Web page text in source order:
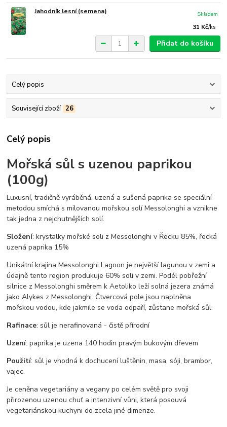
Jahodník lesní (semena)
31 Kč/ks
Skladem
Přidat do košíku
Celý popis
Související zboží 26
Celý popis
Mořská sůl s uzenou paprikou
(100g)
Luxusní, tradičně vyráběná, uzená a sušená paprika se speciální
metodou smíchá s milovanou mořskou solí Messolonghi a vznikne
tak jedna z nejchutnějších solí.
Složení: krystalky mořské soli z Messolonghi v Řecku 85%, řecká
uzená paprika 15%
Unikátní krajina Messolonghi Lagoon je největší lagunou v zemi a
údajně tento region produkuje 60% soli v zemi. Podél pobřežní
silnice z Messolonghi směrem k Aetoliko leží solná jezera známá
jako Alykes z Messolonghi. Čtvercová pole jsou naplněna
mořskou vodou, kde jakmile se voda odpaří, zůstane mořská sůl.
Rafinace: sůl je nerafinovaná - čistě přírodní
Uzení: paprika je uzena 140 hodin pravým bukovým dřevem
Použití: sůl je vhodná k dochucení luštěnin, masa, sóji, brambor,
vajec.
Je ceněna vegetariány a vegany po celém světě pro svoji
přirozenou uzenou chuť a intenzivní vůni, která posouvá
vegetariánskou kuchyni do zcela jiné dimenze.